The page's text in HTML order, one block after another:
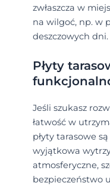
zwłaszcza w
na wilgoć, np. w
deszczowych dni.
Płyty
Jeśli szukasz
łatwość w
płyty tarasowe
wyjątkowa
atmosferyczne,
bezpieczeństwo